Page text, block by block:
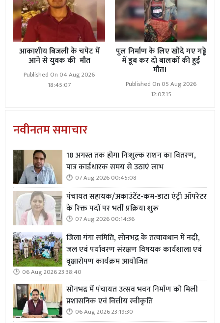
आकाशीय बिजली के चपेट में
आने से युवक की मौत
Published On 04 Aug 2026
18:45:07
पुल निर्माण के लिए खोदे गए गड्ढे
में डूब कर दो बालकों की हुई
मौत।
Published On 05 Aug 2026
12:07:15
नवीनतम समाचार
18 अगस्त तक होगा निःशुल्क राशन का वितरण,
पात्र कार्डधारक समय से उठाएं लाभ
07 Aug 2026 00:45:08
पंचायत सहायक/अकाउंटेंट-कम-डाटा एंट्री ऑपरेटर
के रिक्त पदों पर भर्ती प्रक्रिया शुरू
07 Aug 2026 00:14:36
जिला गंगा समिति, सोनभद्र के तत्वावधान में नदी,
जल एवं पर्यावरण संरक्षण विषयक कार्यशाला एवं
वृक्षारोपण कार्यक्रम आयोजित
06 Aug 2026 23:38:40
सोनभद्र में पंचायत उत्सव भवन निर्माण को मिली
प्रशासनिक एवं वित्तीय स्वीकृति
06 Aug 2026 23:19:30